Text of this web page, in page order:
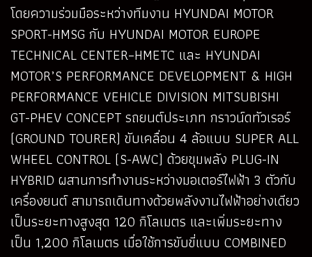
โดยความร่วมมือระหว่างทีมงาน HYUNDAI MOTOR
SPORT-HMSG กับ HYUNDAI MOTOR EUROPE
TECHNICAL CENTER–HMETC และ HYUNDAI
MOTOR’S PERFORMANCE DEVELOPMENT & HIGH
PERFORMANCE VEHICLE DIVISION MITSUBISHI
GT-PHEV CONCEPT รถยนต์ประเภท กราวน์ดทัวเรอร์
(GROUND TOURER) ขับเคลื่อน 4 ล้อแบบ SUPER ALL
WHEEL CONTROL (S-AWC) ด้วยขุมพลัง PLUG-IN
HYBRID ผสานการทำงานระหว่างมอเตอร์ไฟฟ้า 3 ตัวกับ
เครื่องยนต์ สามารถเดินทางด้วยพลังงานไฟฟ้าอย่างเดียว
เป็นระยะทางสูงสุด 120 กิโลเมตร และเพิ่มระยะทาง
เป็น 1,200 กิโลเมตร เมื่อใช้การขับขี่แบบ COMBINED